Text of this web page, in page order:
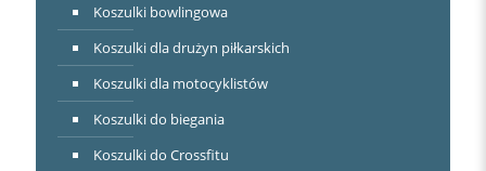
Koszulki bowlingowa
Koszulki dla drużyn piłkarskich
Koszulki dla motocyklistów
Koszulki do biegania
Koszulki do Crossfitu